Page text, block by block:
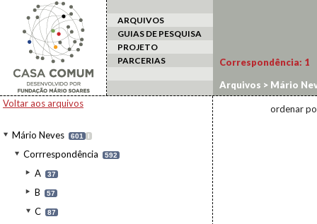
ARQUIVOS
GUIAS DE PESQUISA
PROJETO
PARCERIAS
Voltar aos arquivos
Mário Neves 601 I
Corrrespondência 592
A 37
B 57
C 87
Correspondência: 1
Arquivos > Mário
ordenar